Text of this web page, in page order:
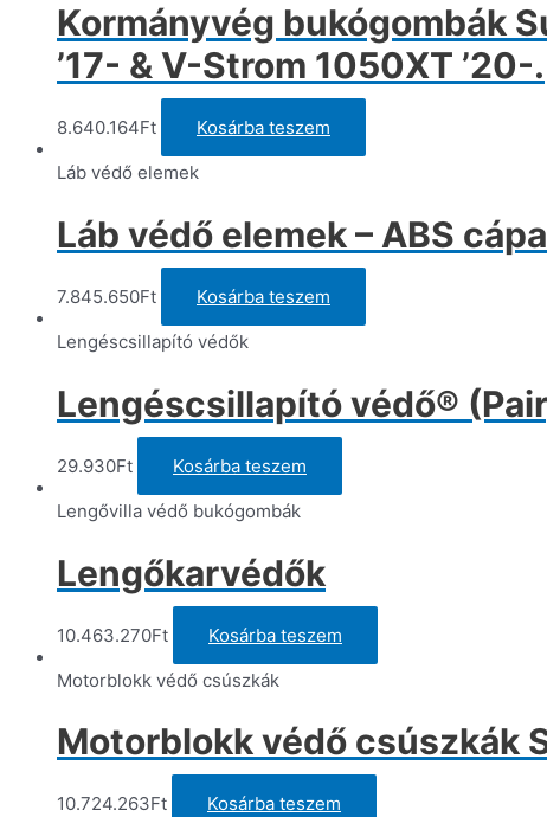
Kormányvég bukógombák
’17- & V-Strom 1050XT ’20-.
8.640.164Ft
Kosárba teszem
Láb védő elemek
Láb védő elemek – ABS
7.845.650Ft
Kosárba teszem
Lengéscsillapító védők
Lengéscsillapító védő®
29.930Ft
Kosárba teszem
Lengővilla védő bukógombák
Lengőkarvédők
10.463.270Ft
Kosárba teszem
Motorblokk védő csúszkák
Motorblokk védő csúszkák
10.724.263Ft
Kosárba teszem